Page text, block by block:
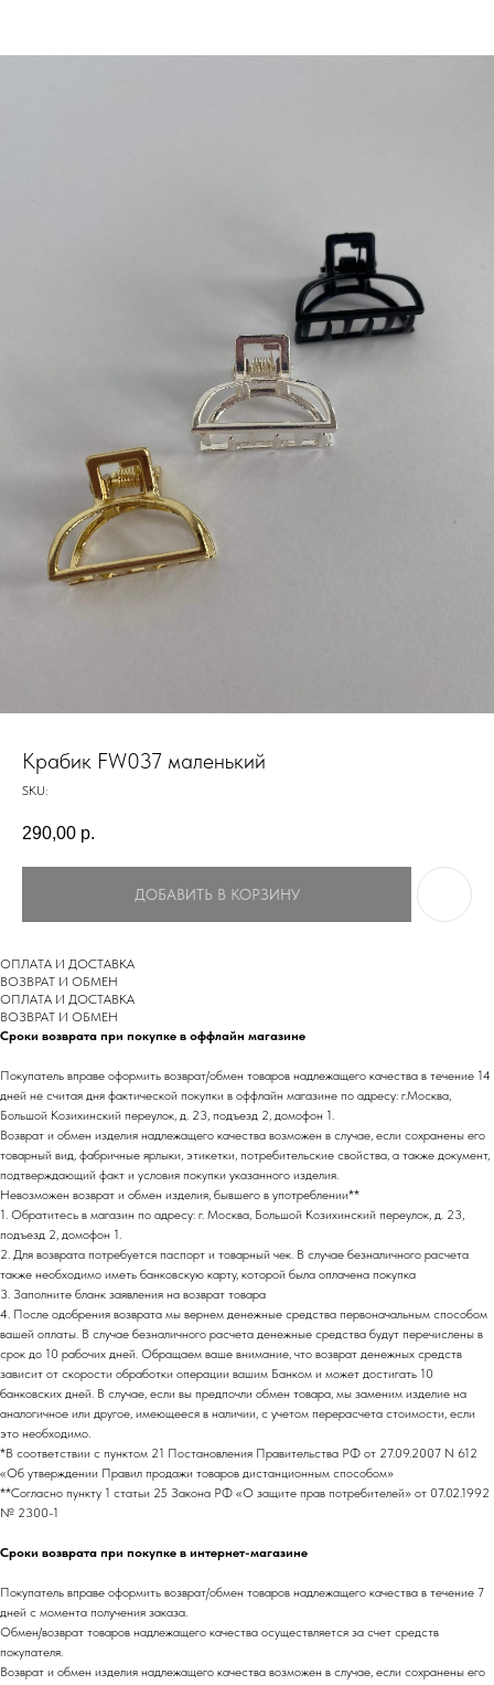
Крабик FW037 маленький
SKU:
290,00 р.
ДОБАВИТЬ В КОРЗИНУ
ОПЛАТА И ДОСТАВКА
ВОЗВРАТ И ОБМЕН
ОПЛАТА И ДОСТАВКА
ВОЗВРАТ И ОБМЕН
Сроки возврата при покупке в оффлайн магазине
Покупатель вправе оформить возврат/обмен товаров надлежащего качества в течение 14
дней не считая дня фактической покупки в оффлайн магазине по адресу: г.Москва,
Большой Козихинский переулок, д. 23, подъезд 2, домофон 1.
Возврат и обмен изделия надлежащего качества возможен в случае, если сохранены его
товарный вид, фабричные ярлыки, этикетки, потребительские свойства, а также документ,
подтверждающий факт и условия покупки указанного изделия.
Невозможен возврат и обмен изделия, бывшего в употреблении**
1. Обратитесь в магазин по адресу: г. Москва, Большой Козихинский переулок, д. 23,
подъезд 2, домофон 1.
2. Для возврата потребуется паспорт и товарный чек. В случае безналичного расчета
также необходимо иметь банковскую карту, которой была оплачена покупка
3. Заполните бланк заявления на возврат товара
4. После одобрения возврата мы вернем денежные средства первоначальным способом
вашей оплаты. В случае безналичного расчета денежные средства будут перечислены в
срок до 10 рабочих дней. Обращаем ваше внимание, что возврат денежных средств
зависит от скорости обработки операции вашим Банком и может достигать 10
банковских дней. В случае, если вы предпочли обмен товара, мы заменим изделие на
аналогичное или другое, имеющееся в наличии, с учетом перерасчета стоимости, если
это необходимо.
*В соответствии с пунктом 21 Постановления Правительства РФ от 27.09.2007 N 612
«Об утверждении Правил продажи товаров дистанционным способом»
**Согласно пункту 1 статьи 25 Закона РФ «О защите прав потребителей» от 07.02.1992
№ 2300-1
Сроки возврата при покупке в интернет-магазине
Покупатель вправе оформить возврат/обмен товаров надлежащего качества в течение 7
дней с момента получения заказа.
Обмен/возврат товаров надлежащего качества осуществляется за счет средств
покупателя.
Возврат и обмен изделия надлежащего качества возможен в случае, если сохранены его